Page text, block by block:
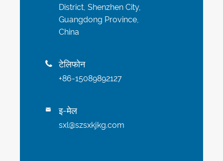
District, Shenzhen City,
Guangdong Province,
China
 टेलिफोन
+86-15089892127
 इ-मेल
sxl@szsxkjkg.com